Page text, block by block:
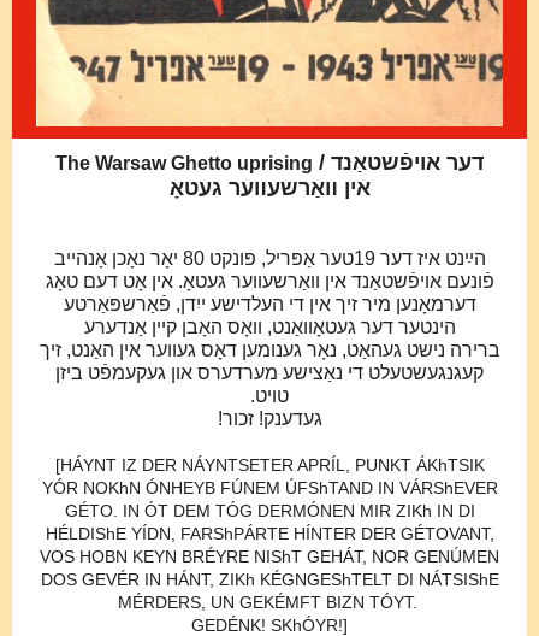
The Warsaw Ghetto uprising / דער אויפֿשטאַנד
אין װאַרשעװער געטאָ
הײַנט איז דער 91טער אַפּריל, פּונקט 08 יאָר נאָכן אָנהייב
פֿונעם אויפֿשטאַנד אין וואַרשעווער געטאָ. אין אָט דעם טאָג
דערמאָנען מיר זיך אין די העלדישע ייִדן, פֿאַרשפּאַרטע
הינטער דער געטאָוואַנט, וואָס האָבן קיין אַנדערע
ברירה נישט געהאַט, נאָר גענומען דאָס געווער אין האַנט, זיך
קעגנגעשטעלט די נאַצישע מערדערס און געקעמפֿט ביזן
טויט.
געדענק! זכור!
[HÁYNT IZ DER NÁYNTSETER APRÍL, PUNKT ÁKhTSIK
YÓR NOKhN ÓNHEYB FÚNEM ÚFShTAND IN VÁRShEVER
GÉTO. IN ÓT DEM TÓG DERMÓNEN MIR ZIKh IN DI
HÉLDIShE YÍDN, FARShPÁRTE HÍNTER DER GÉTOVANT,
VOS HOBN KEYN BRÉYRE NIShT GEHÁT, NOR GENÚMEN
DOS GEVÉR IN HÁNT, ZIKh KÉGNGEShTELT DI NÁTSIShE
MÉRDERS, UN GEKÉMFT BIZN TÓYT.
GEDÉNK! SKhÓYR!]